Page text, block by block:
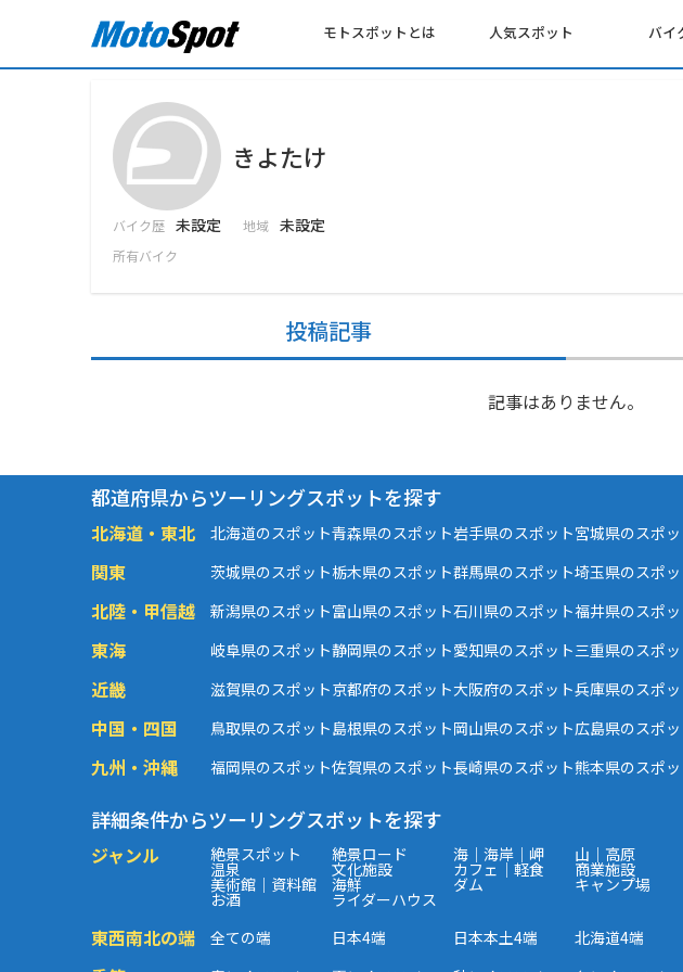
モトスポットとは 人気スポット バイ
きよたけ
バイク歴 未設定 地域 未設定
所有バイク
投稿記事
記事はありません。
都道府県からツーリングスポットを探す
北海道・東北 北海道のスポット青森県のスポット岩手県のスポット宮城県のスポッ
関東 茨城県のスポット栃木県のスポット群馬県のスポット埼玉県のスポッ
北陸・甲信越 新潟県のスポット富山県のスポット石川県のスポット福井県のスポッ
東海 岐阜県のスポット静岡県のスポット愛知県のスポット三重県のスポッ
近畿 滋賀県のスポット京都府のスポット大阪府のスポット兵庫県のスポッ
中国・四国 鳥取県のスポット島根県のスポット岡山県のスポット広島県のスポッ
九州・沖縄 福岡県のスポット佐賀県のスポット長崎県のスポット熊本県のスポッ
詳細条件からツーリングスポットを探す
ジャンル 絶景スポット 絶景ロード 海｜海岸｜岬 山｜高原
温泉 文化施設 カフェ｜軽食 商業施設
美術館｜資料館 海鮮 ダム キャンプ場
お酒 ライダーハウス
東西南北の端 全ての端 日本4端 日本本土4端 北海道4端